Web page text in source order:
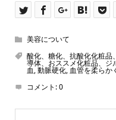
美容について
酸化、糖化、抗酸化化粧品
導体、おススメ化粧品、ジ
血,動脈硬化, 血管を柔らか
コメント:0